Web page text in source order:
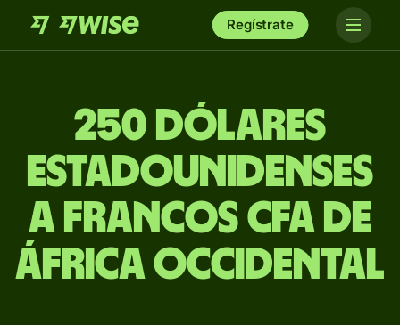
Regístrate
250 dólares
estadounidenses
a francos CFA de
África Occidental